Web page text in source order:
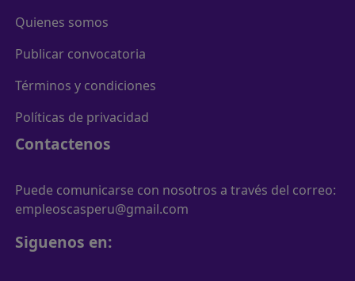
Quienes somos
Publicar convocatoria
Términos y condiciones
Políticas de privacidad
Contactenos
Puede comunicarse con nosotros a través del correo:
empleoscasperu@gmail.com
Siguenos en: